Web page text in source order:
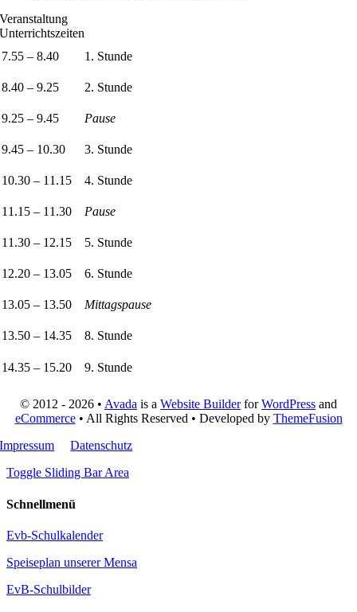
Veranstaltung
Unterrichtszeiten
7.55 – 8.40
1. Stunde
8.40 – 9.25 2. Stunde
9.25 – 9.45 Pause
9.45 – 10.30 3. Stunde
10.30 – 11.15 4. Stunde
11.15 – 11.30 Pause
11.30 – 12.15 5. Stunde
12.20 – 13.05 6. Stunde
13.05 – 13.50 Mittagspause
13.50 – 14.35 8. Stunde
14.35 – 15.20 9. Stunde
© 2012 - 2026 • Avada is a Website BuilderforWordPress and
eCommerce• All Rights Reserved • Developed by ThemeFusion
Impressum
Datenschutz
Toggle Sliding Bar Area
Schnellmenü
Evb-Schulkalender
Speiseplan unserer Mensa
EvB-Schulbilder